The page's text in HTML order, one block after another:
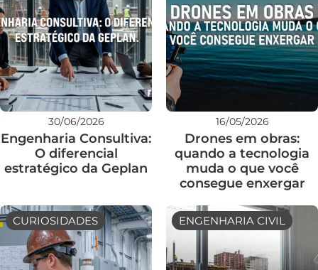
30/06/2026
Engenharia Consultiva:
O diferencial
estratégico da Geplan
16/05/2026
Drones em obras:
quando a tecnologia
muda o que você
consegue enxergar
CURIOSIDADES ENGENHARIA CIVIL